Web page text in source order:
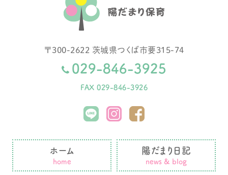
〒300-2622 茨城県つくば市要315-74
029-846-3925
FAX 029-846-3926
ホーム
home
陽だまり日記
news & blog